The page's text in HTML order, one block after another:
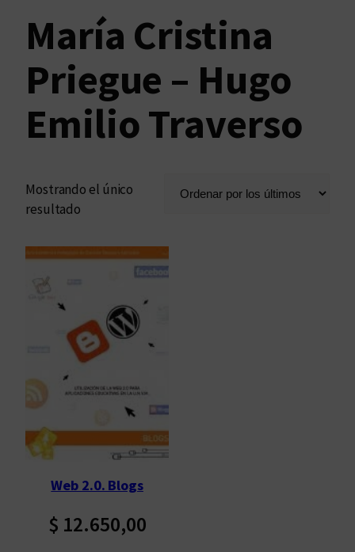
rMaría Cristina
Priegue – Hugo
Emilio Traverso
Mostrando el único
resultado
Web 2.0. Blogs
$ 12.650,00